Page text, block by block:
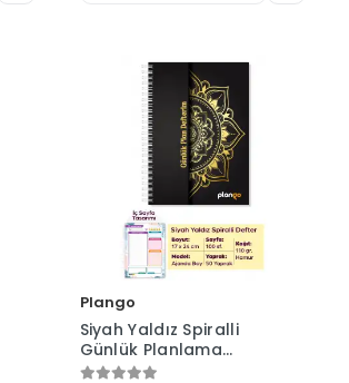
Plango
Siyah Yaldız Spiralli
Günlük Planlama
Defteri - 100 Sayfa -